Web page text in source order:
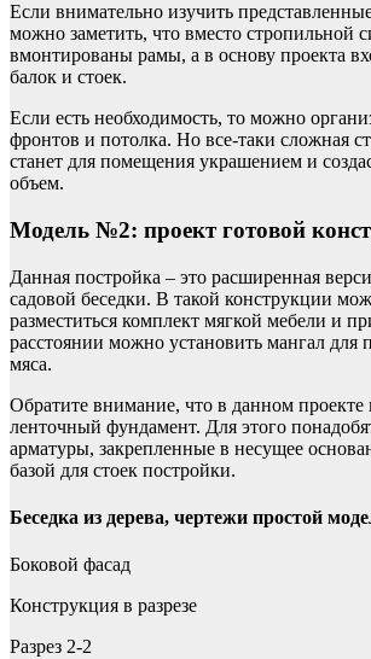
Если внимательно изучить
можно заметить, что вместо стропильной
вмонтированы рамы, а в основу проекта
балок и стоек.
Если есть необходимость, то можно
фронтов и потолка. Но все-таки сложная
станет для помещения украшением и
объем.
Модель №2: проект готовой
Данная постройка – это расширенная
садовой беседки. В такой конструкции
разместиться комплект мягкой мебели и
расстоянии можно установить мангал для
мяса.
Обратите внимание, что в данном проекте
ленточный фундамент. Для этого
арматуры, закрепленные в несущее
базой для стоек постройки.
Беседка из дерева, чертежи простой
Боковой фасад
Конструкция в разрезе
Разрез 2-2